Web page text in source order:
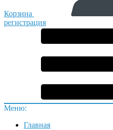
Корзина
регистрация
Меню:
Главная